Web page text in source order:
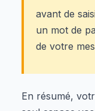
avant de
un mot de
de votre
En résumé,